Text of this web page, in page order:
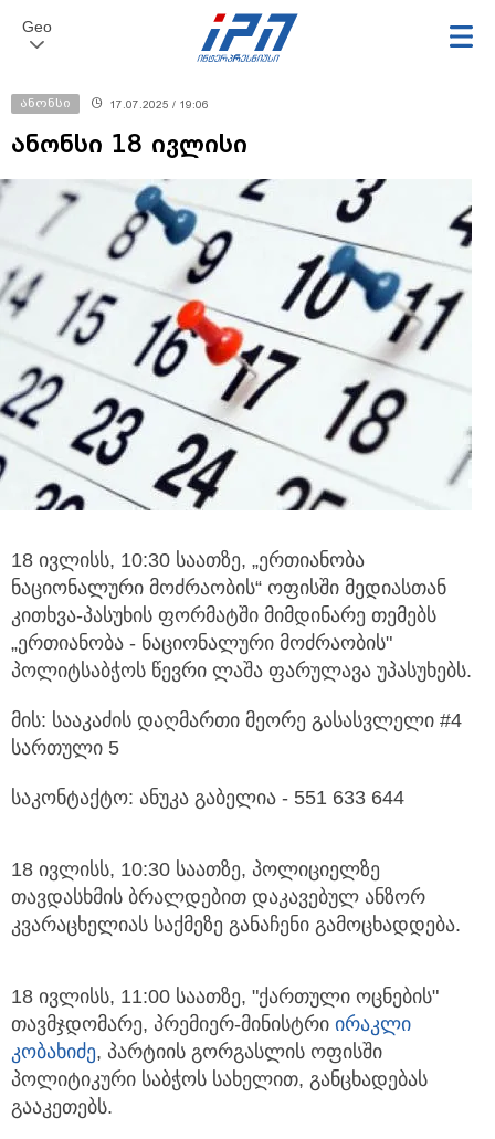
Geo
ანონსი 17.07.2025 / 19:06
ანონსი 18 ივლისი
18 ივლისს, 10:30 საათზე, „ერთიანობა
ნაციონალური მოძრაობის“ ოფისში მედიასთან
კითხვა-პასუხის ფორმატში მიმდინარე თემებს
„ერთიანობა - ნაციონალური მოძრაობის"
პოლიტსაბჭოს წევრი ლაშა ფარულავა უპასუხებს.
მის: სააკაძის დაღმართი მეორე გასასვლელი #4
სართული 5
საკონტაქტო: ანუკა გაბელია - 551 633 644
18 ივლისს, 10:30 საათზე, პოლიციელზე
თავდასხმის ბრალდებით დაკავებულ ანზორ
კვარაცხელიას საქმეზე განაჩენი გამოცხადდება.
18 ივლისს, 11:00 საათზე, "ქართული ოცნების"
თავმჯდომარე, პრემიერ-მინისტრი ირაკლი
კობახიძე, პარტიის გორგასლის ოფისში
პოლიტიკური საბჭოს სახელით, განცხადებას
გააკეთებს.